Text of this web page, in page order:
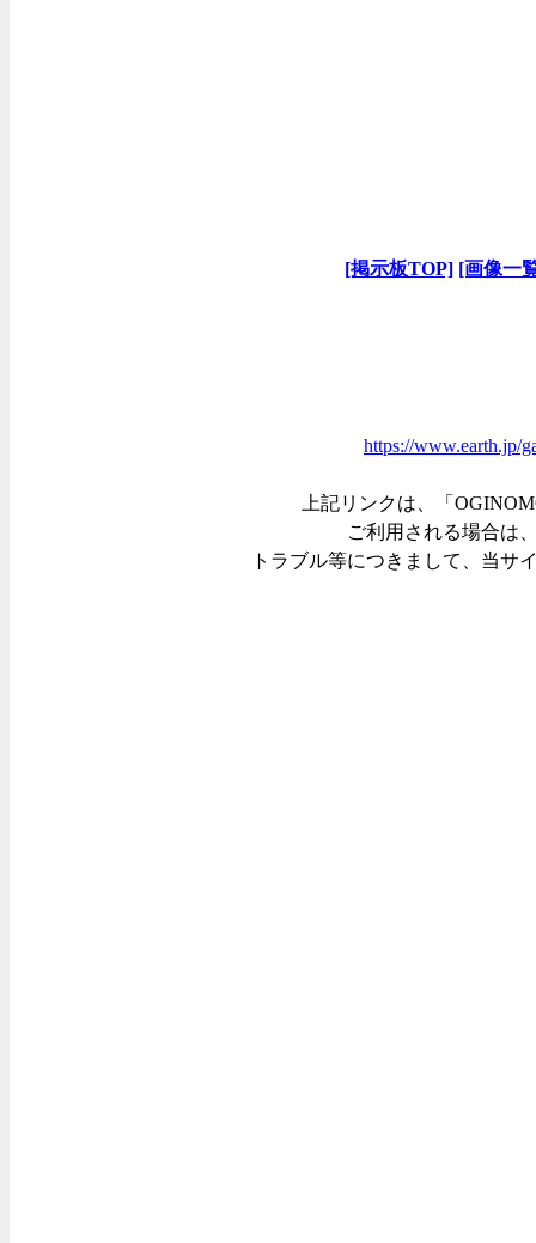
[掲示板TOP] [画像一
https://www.earth.jp/
上記リンクは、「
ご利用される場合は
トラブル等につきまして、当サ